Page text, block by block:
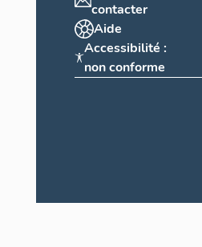
contacter
Aide
Accessibilité :
non conforme